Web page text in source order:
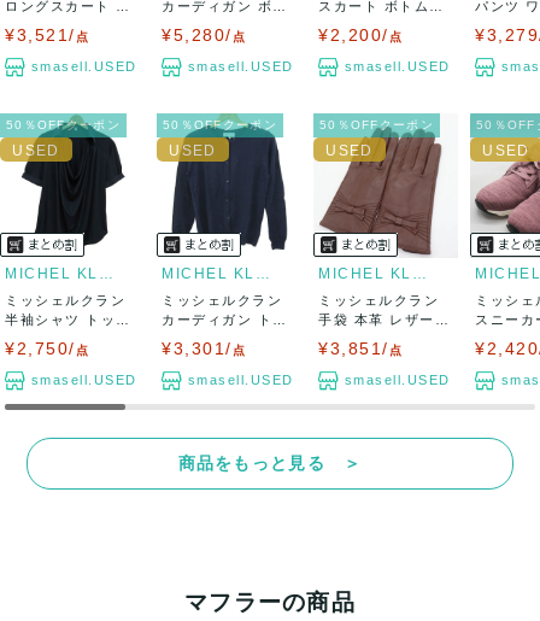
ロングスカート ボ
¥3,521/ 点
smasell.USED
カーディガン ボレ
¥5,280/ 点
smasell.USED
スカート ボトムス
¥2,200/ 点
smasell.USED
パンツ
50％OFFクーポン
ミッシェルクラン
半袖シャツ トップ
¥2,750/ 点
smasell.USED
50％OFFクーポン
ミッシェルクラン
カーディガン トッ
¥3,301/ 点
smasell.USED
50％OFFクーポン
ミッシェルクラン
手袋 本革 レザー
¥3,851/ 点
smasell.USED
50％OFF
ミッシ
スニー
商品をもっと見る ＞
マフラーの商品